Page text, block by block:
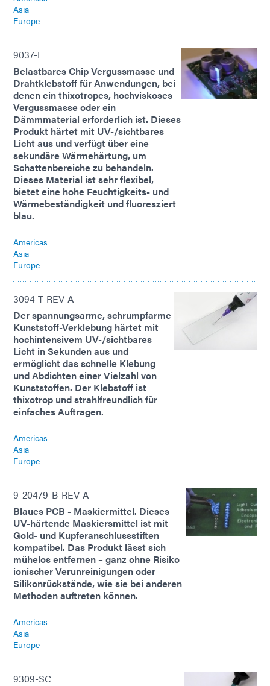
Asia
Europe
9037-F
Belastbares Chip Vergussmasse und
Drahtklebstoff für Anwendungen, bei
denen ein thixotropes, hochviskoses
Vergussmasse oder ein
Dämmmaterial erforderlich ist. Dieses
Produkt härtet mit UV-/sichtbares
Licht aus und verfügt über eine
sekundäre Wärmehärtung, um
Schattenbereiche zu behandeln.
Dieses Material ist sehr flexibel,
bietet eine hohe Feuchtigkeits- und
Wärmebeständigkeit und fluoresziert
blau.
Americas
Asia
Europe
3094-T-REV-A
Der spannungsarme, schrumpfarme
Kunststoff-Verklebung härtet mit
hochintensivem UV-/sichtbares
Licht in Sekunden aus und
ermöglicht das schnelle Klebung
und Abdichten einer Vielzahl von
Kunststoffen. Der Klebstoff ist
thixotrop und strahlfreundlich für
einfaches Auftragen.
Americas
Asia
Europe
9-20479-B-REV-A
Blaues PCB - Maskiermittel. Dieses
UV-härtende Maskiersmittel ist mit
Gold- und Kupferanschlussstiften
kompatibel. Das Produkt lässt sich
mühelos entfernen – ganz ohne Risiko
ionischer Verunreinigungen oder
Silikonrückstände, wie sie bei anderen
Methoden auftreten können.
Americas
Asia
Europe
9309-SC